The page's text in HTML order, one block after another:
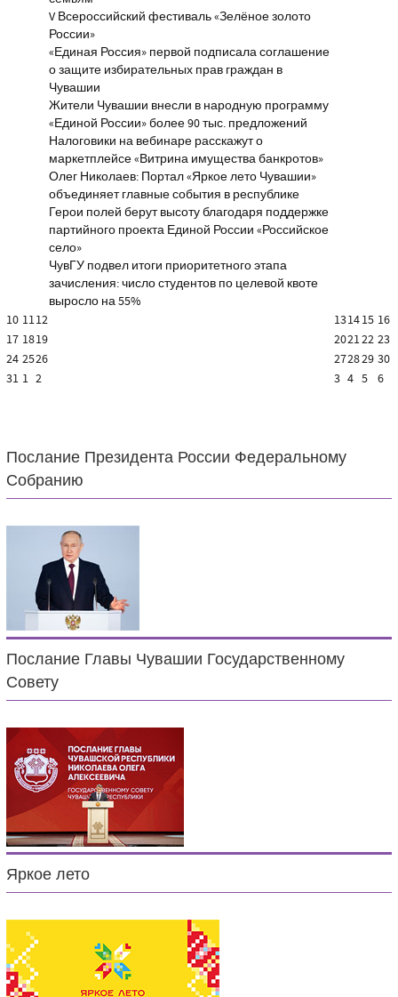
V Всероссийский фестиваль «Зелёное золото
России»
«Единая Россия» первой подписала соглашение
о защите избирательных прав граждан в
Чувашии
Жители Чувашии внесли в народную программу
«Единой России» более 90 тыс. предложений
Налоговики на вебинаре расскажут о
маркетплейсе «Витрина имущества банкротов»
Олег Николаев: Портал «Яркое лето Чувашии»
объединяет главные события в республике
Герои полей берут высоту благодаря поддержке
партийного проекта Единой России «Российское
село»
ЧувГУ подвел итоги приоритетного этапа
зачисления: число студентов по целевой квоте
выросло на 55%
10 1112 131415 16
17 1819 202122 23
24 2526 272829 30
31 1 2 3 4 5 6
Послание Президента России Федеральному
Собранию
Послание Главы Чувашии Государственному
Совету
Яркое лето